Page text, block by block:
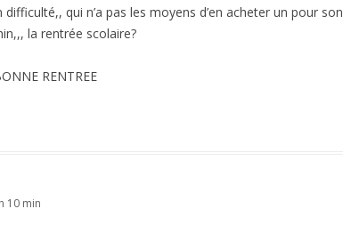
qui n’a pas les moyens d’en acheter un pour son
la rentrée scolaire?
RENTREE
10 min